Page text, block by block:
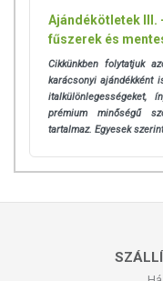
Ajándékötletek III.
fűszerek és
Cikkünkben folytatjuk
karácsonyi ajándékként
italkülönlegességeket,
prémium minőségű
tartalmaz. Egyesek